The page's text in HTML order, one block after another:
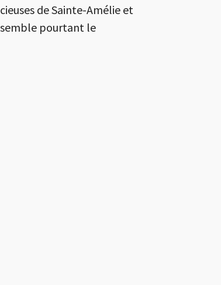
de Sainte-Amélie et
pourtant le